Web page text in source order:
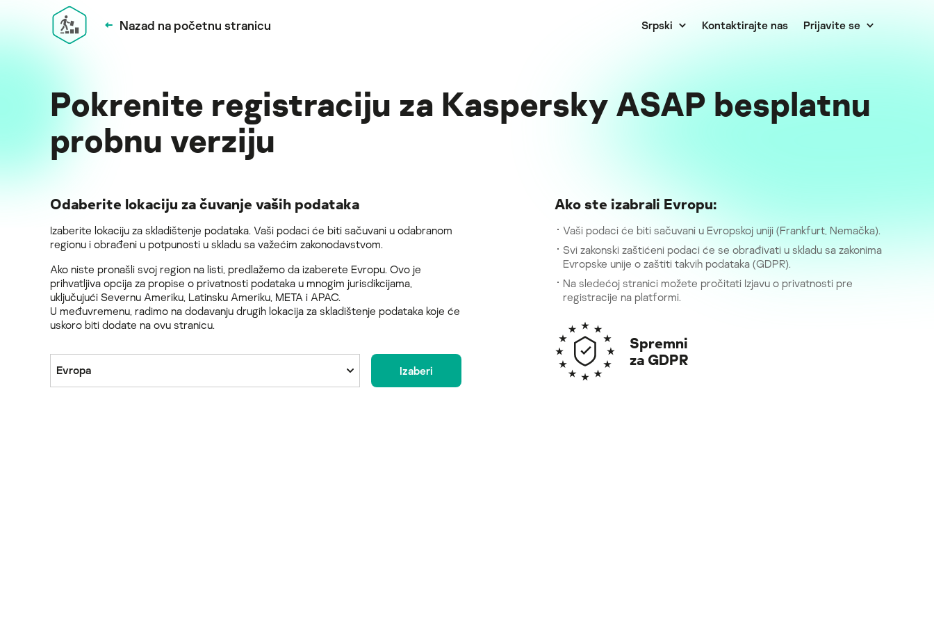
Nazad na početnu stranicu Srpski Kontaktirajte nas Prijavite se
Pokrenite registraciju za Kaspersky ASAP besplatnu
probnu verziju
Odaberite lokaciju za čuvanje vaših podataka
Izaberite lokaciju za skladištenje podataka. Vaši podaci će biti sačuvani u odabranom
regionu i obrađeni u potpunosti u skladu sa važećim zakonodavstvom.
Ako niste pronašli svoj region na listi, predlažemo da izaberete Evropu. Ovo je
prihvatljiva opcija za propise o privatnosti podataka u mnogim jurisdikcijama,
uključujući Severnu Ameriku, Latinsku Ameriku, META i APAC.
U međuvremenu, radimo na dodavanju drugih lokacija za skladištenje podataka koje će
uskoro biti dodate na ovu stranicu.
Evropa Izaberi
Ako ste izabrali Evropu:
Vaši podaci će biti sačuvani u Evropskoj uniji (Frankfurt, Nemačka).
Svi zakonski zaštićeni podaci će se obrađivati u skladu sa zakonima
Evropske unije o zaštiti takvih podataka (GDPR).
Na sledećoj stranici možete pročitati Izjavu o privatnosti pre
registracije na platformi.
Spremni
za GDPR